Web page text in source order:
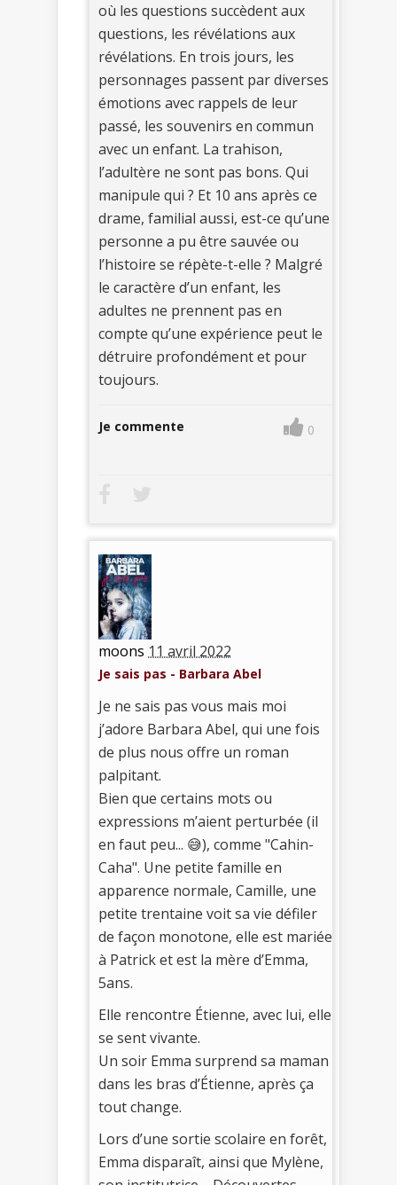
où les questions succèdent aux
questions, les révélations aux
révélations. En trois jours, les
personnages passent par diverses
émotions avec rappels de leur
passé, les souvenirs en commun
avec un enfant. La trahison,
l’adultère ne sont pas bons. Qui
manipule qui ? Et 10 ans après ce
drame, familial aussi, est-ce qu’une
personne a pu être sauvée ou
l’histoire se répète-t-elle ? Malgré
le caractère d’un enfant, les
adultes ne prennent pas en
compte qu’une expérience peut le
détruire profondément et pour
toujours.
Je commente 0
moons 11 avril 2022
Je sais pas - Barbara Abel
Je ne sais pas vous mais moi
j’adore Barbara Abel, qui une fois
de plus nous offre un roman
palpitant.
Bien que certains mots ou
expressions m’aient perturbée (il
en faut peu... 😅), comme "Cahin-
Caha". Une petite famille en
apparence normale, Camille, une
petite trentaine voit sa vie défiler
de façon monotone, elle est mariée
à Patrick et est la mère d’Emma,
5ans.
Elle rencontre Étienne, avec lui, elle
se sent vivante.
Un soir Emma surprend sa maman
dans les bras d’Étienne, après ça
tout change.
Lors d’une sortie scolaire en forêt,
Emma disparaît, ainsi que Mylène,